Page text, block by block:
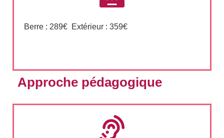
Berre : 289€ Extérieur : 359€
Approche pédagogique